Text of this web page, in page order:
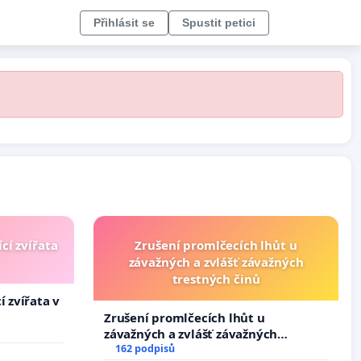
Přihlásit se Spustit petici
zvířata
zvířata v
Zrušení promlčecích lhůt u
závažných a zvlášť závažných
trestných činů
Zrušení promlčecích lhůt u
závažných a zvlášť závažných
trestných činů
162 podpisů